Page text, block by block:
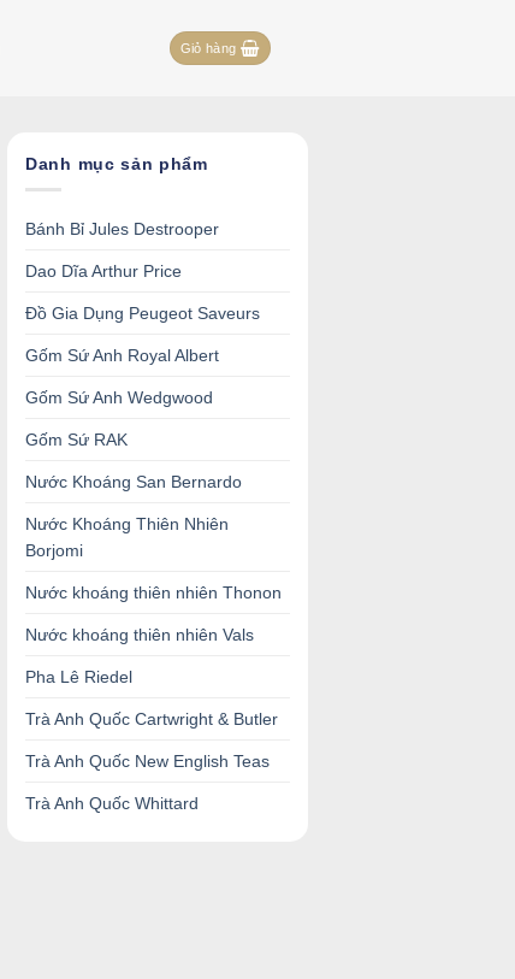
Giỏ hàng
Danh mục sản phẩm
Bánh Bỉ Jules Destrooper
Dao Dĩa Arthur Price
Đồ Gia Dụng Peugeot Saveurs
Gốm Sứ Anh Royal Albert
Gốm Sứ Anh Wedgwood
Gốm Sứ RAK
Nước Khoáng San Bernardo
Nước Khoáng Thiên Nhiên
Borjomi
Nước khoáng thiên nhiên Thonon
Nước khoáng thiên nhiên Vals
Pha Lê Riedel
Trà Anh Quốc Cartwright & Butler
Trà Anh Quốc New English Teas
Trà Anh Quốc Whittard